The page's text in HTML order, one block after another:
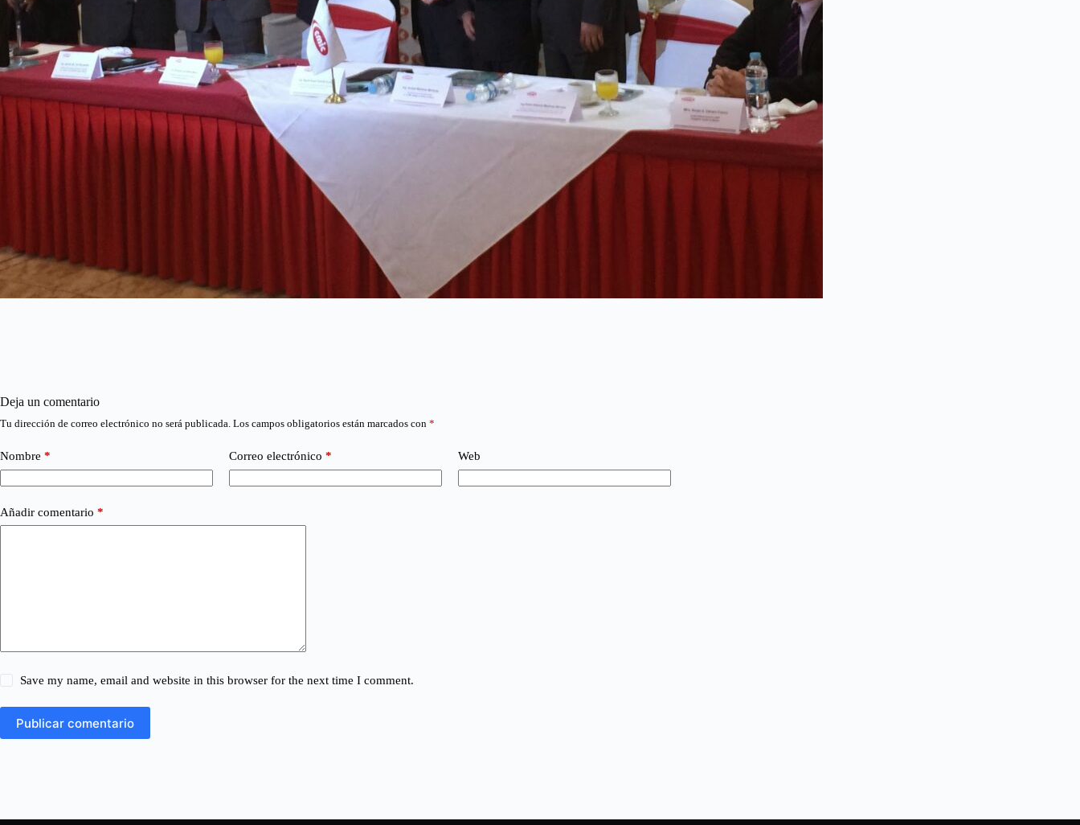
Deja un comentario
Tu dirección de correo electrónico no será publicada. Los campos obligatorios están marcados con *
Nombre * Correo electrónico * Web
Añadir comentario *
Save my name, email and website in this browser for the next time I comment.
Publicar comentario